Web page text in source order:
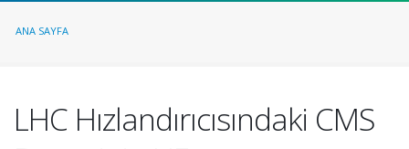
ANA SAYFA
LHC Hızlandırıcısındaki CMS